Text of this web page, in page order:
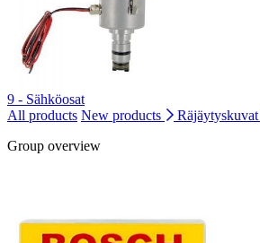
9 - Sähköosat
All products New products
Räjäytyskuvat
Group overview